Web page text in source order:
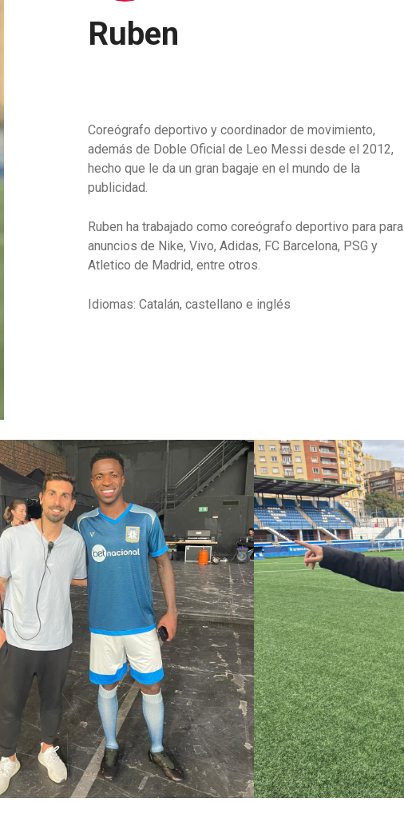
Ruben
Coreógrafo deportivo y coordinador de movimiento,
además de Doble Oficial de Leo Messi desde el 2012,
hecho que le da un gran bagaje en el mundo de la
publicidad.
Ruben ha trabajado como coreógrafo deportivo para para
anuncios de Nike, Vivo, Adidas, FC Barcelona, PSG y
Atletico de Madrid, entre otros.
Idiomas: Catalán, castellano e inglés